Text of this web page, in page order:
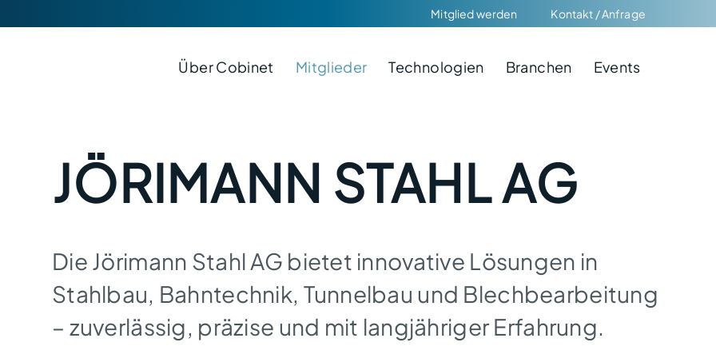
Mitglied werden Kontakt / Anfrage
Über Cobinet Mitglieder Technologien Branchen Events
JÖRIMANN STAHL AG
Die Jörimann Stahl AG bietet innovative Lösungen in
Stahlbau, Bahntechnik, Tunnelbau und Blechbearbeitung
– zuverlässig, präzise und mit langjähriger Erfahrung.